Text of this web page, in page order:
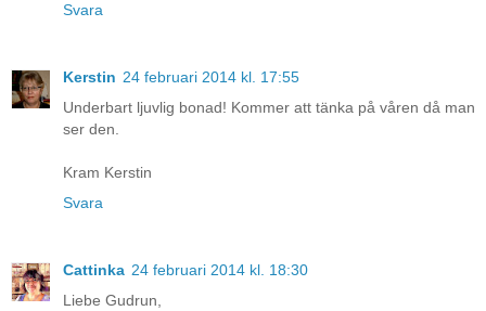
Svara
Kerstin 24 februari 2014 kl. 17:55
Underbart ljuvlig bonad! Kommer att tänka på våren då man
ser den.
Kram Kerstin
Svara
Cattinka 24 februari 2014 kl. 18:30
Liebe Gudrun,